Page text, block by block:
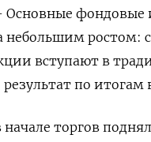
Основные
небольшим ростом:
вступают в
по итогам
начале торгов